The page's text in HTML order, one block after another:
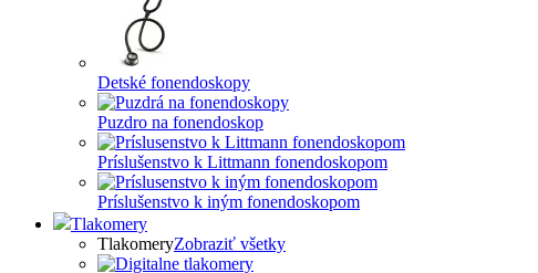
Detské fonendoskopy
Puzdro na fonendoskop
Príslušenstvo k Littmann fonendoskopom
Príslušenstvo k iným fonendoskopom
Tlakomery
TlakomeryZobraziť všetky